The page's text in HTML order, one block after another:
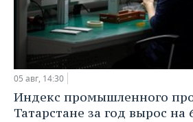
05 авг, 14:30
Индекс промышленного
Татарстане за год вырос на